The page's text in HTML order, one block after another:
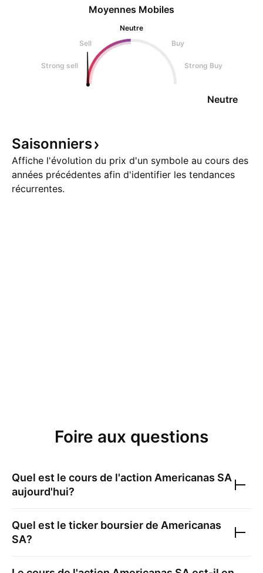
Moyennes Mobiles
Neutre
Sell
Buy
Strong sell Strong Buy
Neutre
Saisonniers
Affiche l'évolution du prix d'un symbole au cours des
années précédentes afin d'identifier les tendances
récurrentes.
Foire aux questions
Quel est le cours de l'action Americanas SA
aujourd'hui?
Quel est le ticker boursier de Americanas
SA?